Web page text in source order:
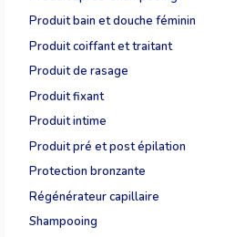
Produit bain et douche féminin
Produit coiffant et traitant
Produit de rasage
Produit fixant
Produit intime
Produit pré et post épilation
Protection bronzante
Régénérateur capillaire
Shampooing